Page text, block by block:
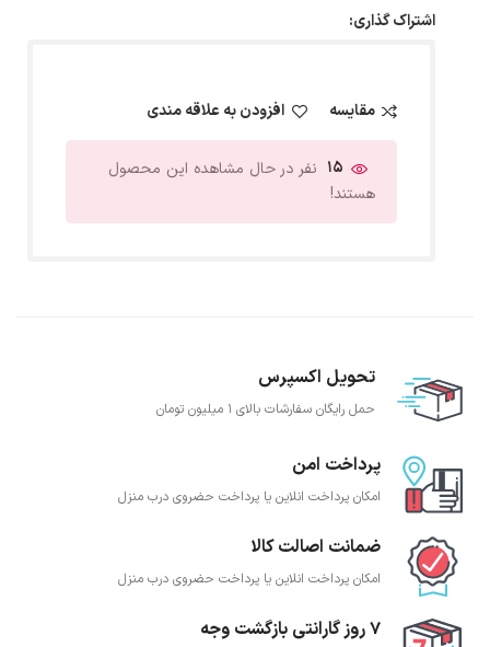
اشتراک گذاری:
مقایسه افزودن به علاقه مندی
15 نفر در حال مشاهده این محصول
هستند!
تحویل اکسپرس
حمل رایگان سفارشات بالای 1 میلیون تومان
پرداخت امن
امکان پرداخت انلاین یا پرداخت حضروی درب منزل
ضمانت اصالت کالا
امکان پرداخت انلاین یا پرداخت حضروی درب منزل
7 روز گارانتی بازگشت وجه